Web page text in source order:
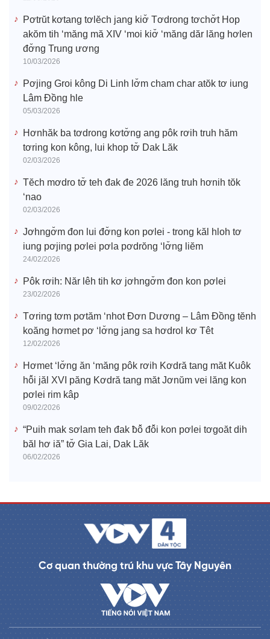
Pơtrŭt kơtang tơlĕch jang kiơ̆ Tơdrong tơchơ̆t Hop
akŏm tih ‘măng mă XIV ‘moi kiơ̆ ‘măng dăr lăng hơlen
đơ̆ng Trung ương
10/03/2026
Pơjing Groi kông Di Linh lơ̆m cham char atŏk tơ iung
Lâm Đồng hle
05/03/2026
Hơnhăk ba tơdrong kơtơ̆ng ang pôk rơih truh hăm
tơring kon kông, lui khop tơ̆ Dak Lăk
02/03/2026
Tĕch mơdro tơ̆ teh đak đe 2026 lăng truh hơnih tŏk
‘nao
02/03/2026
Jơhngơ̆m đon lui đơ̆ng kon pơlei - trong kăl hloh tơ
iung pơjing pơlei pơla pơdrŏng ‘lơ̆ng liĕm
24/02/2026
Pôk rơih: Năr lêh tih kơ jơhngơ̆m đon kon pơlei
23/02/2026
Tơring tơm pơtăm ‘nhot Đơn Dương – Lâm Đồng tĕnh
koăng hơmet pơ ‘lơ̆ng jang sa hơdrol kơ Têt
12/02/2026
Hơmet ‘lơ̆ng ăn ‘măng pôk rơih Kơdră tang măt Kuôk
hô̆i jăl XVI păng Kơdră tang măt Jơnŭm vei lăng kon
pơlei rim kâp
09/02/2026
“Puih mak sơlam teh đak ƀô̆ đô̆i kon pơlei tơgoăt dih
băl hơ iă” tơ̆ Gia Lai, Dak Lăk
06/02/2026
Cơ quan thường trú khu vực Tây Nguyên